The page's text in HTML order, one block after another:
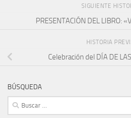
SIGUIENTE
PRESENTACIÓN DEL LIBRO:
HISTORIA
Celebración del DÍA DE
BÚSQUEDA
Buscar: